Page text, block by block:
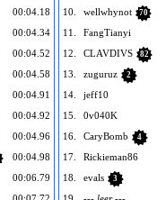
00:04.18
00:04.34
00:04.52
00:04.58
00:04.91
00:04.92
00:04.96
00:04.98
00:06.79
10.
wellwhynot 70
11.
FangTianyi
12.
CLAVDIVS 82
13.
zuguruz 2
14.
jeff10
15.
0v040K
16.
CaryBomb 4
17.
Rickieman86
18.
evals 3